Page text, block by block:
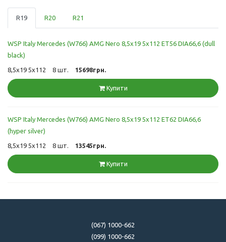
R19 R20 R21
WSP Italy Mercedes (W766) AMG Nero 8,5x19 5x112 ET56 DIA66,6 (dull
black)
8,5x19 5x112 8 шт. 15698грн.
Купити
WSP Italy Mercedes (W766) AMG Nero 8,5x19 5x112 ET62 DIA66,6
(hyper silver)
8,5x19 5x112 8 шт. 13545грн.
Купити
(067) 1000-662
(099) 1000-662